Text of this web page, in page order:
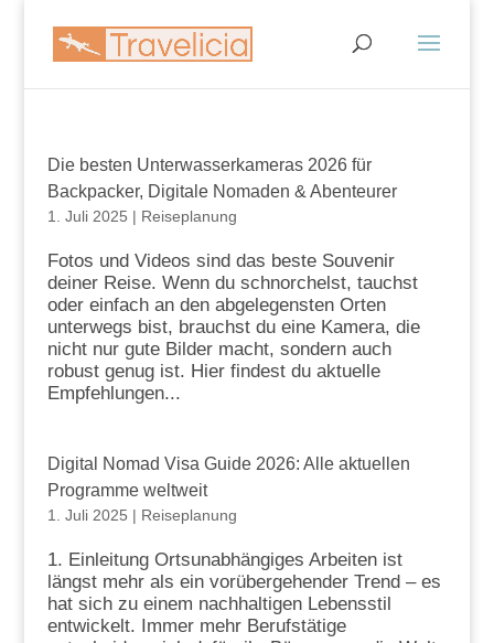
Die besten Unterwasserkameras 2026 für
Backpacker, Digitale Nomaden & Abenteurer
1. Juli 2025 | Reiseplanung
Fotos und Videos sind das beste Souvenir
deiner Reise. Wenn du schnorchelst, tauchst
oder einfach an den abgelegensten Orten
unterwegs bist, brauchst du eine Kamera, die
nicht nur gute Bilder macht, sondern auch
robust genug ist. Hier findest du aktuelle
Empfehlungen...
Digital Nomad Visa Guide 2026: Alle aktuellen
Programme weltweit
1. Juli 2025 | Reiseplanung
1. Einleitung Ortsunabhängiges Arbeiten ist
längst mehr als ein vorübergehender Trend – es
hat sich zu einem nachhaltigen Lebensstil
entwickelt. Immer mehr Berufstätige